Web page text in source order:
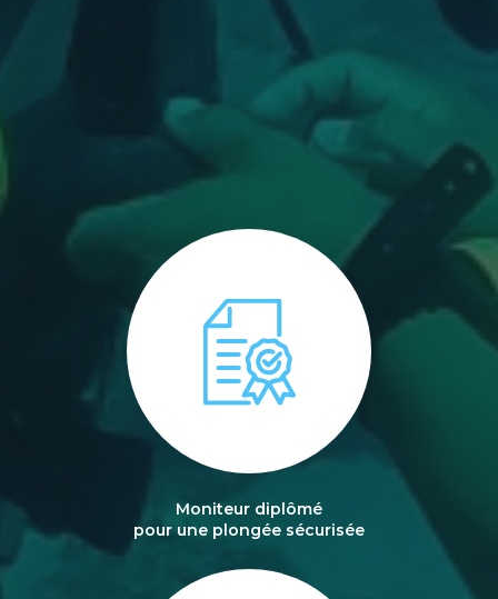
Moniteur diplômé
pour une plongée sécurisée